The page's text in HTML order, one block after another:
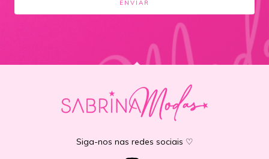
Siga-nos nas redes sociais ♡